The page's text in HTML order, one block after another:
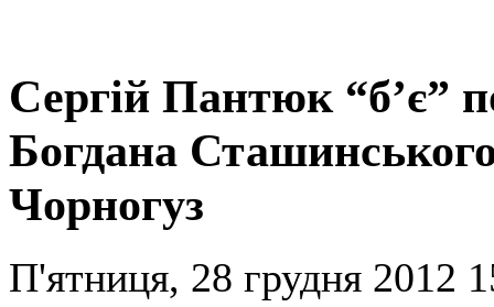
Сергій Пантюк “б’є”
Богдана
Чорногуз
П'ятниця, 28 грудня 2012